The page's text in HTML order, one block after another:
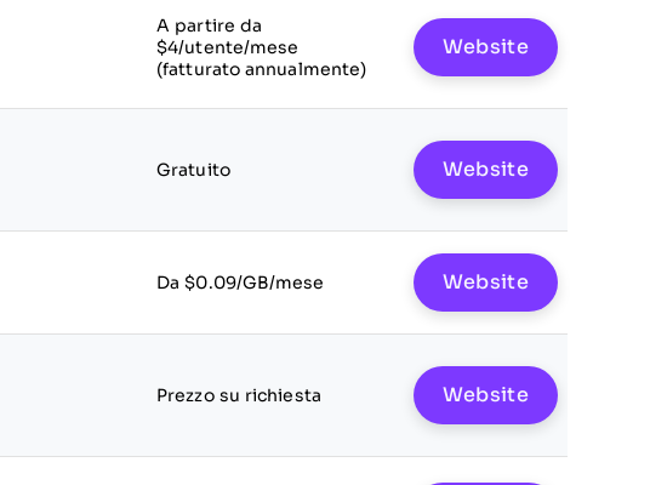
A partire da
$4/utente/mese
(fatturato annualmente)
Website
Gratuito Website
Da $0.09/GB/mese Website
Prezzo su richiesta Website